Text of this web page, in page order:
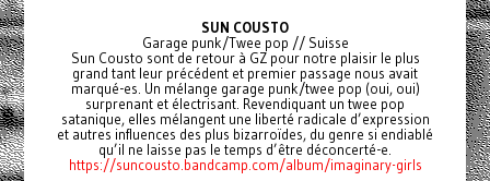
SUN COUSTO
Garage punk/Twee pop // Suisse
Sun Cousto sont de retour à GZ pour notre plaisir le plus
grand tant leur précédent et premier passage nous avait
marqué-es. Un mélange garage punk/twee pop (oui, oui)
surprenant et électrisant. Revendiquant un twee pop
satanique, elles mélangent une liberté radicale d’expression
et autres influences des plus bizarroïdes, du genre si endiablé
qu’il ne laisse pas le temps d’être déconcerté-e.
https://suncousto.bandcamp.com/album/imaginary-girls